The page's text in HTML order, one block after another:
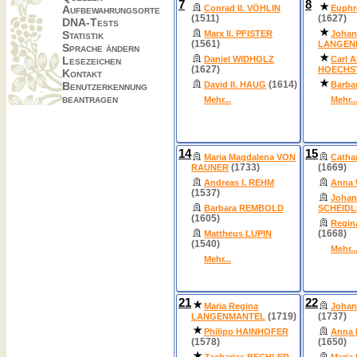
Aufbewahrungsorte
DNA-Tests
Statistik
Sprache ändern
Lesezeichen
Kontakt
Benutzerkennung
beantragen
7 Conrad II. VÖHLIN
(1511)
Marx II. PFISTER
(1561)
Daniel WIDHOLZ
(1627)
David II. HAUG (1614)
Mehr...
8
(1627)
Carl
Mehr...
14
Maria Magdalena VON
RAUNER (1733)
Andreas I. REHM
(1537)
Barbara REMBOLD
(1605)
Mattheus LUPIN
(1540)
Mehr...
15
(1669)
Anna
(1668)
Mehr...
21
Maria Regina
LANGENMANTEL (1719)
Philipp HAINHOFER
(1578)
22
(1737)
Anna
(1650)